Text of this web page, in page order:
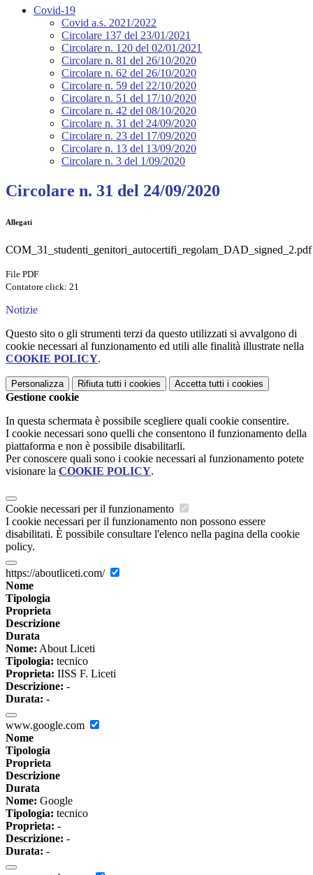
Covid-19
Covid a.s. 2021/2022
Circolare 137 del 23/01/2021
Circolare n. 120 del 02/01/2021
Circolare n. 81 del 26/10/2020
Circolare n. 62 del 26/10/2020
Circolare n. 59 del 22/10/2020
Circolare n. 51 del 17/10/2020
Circolare n. 42 del 08/10/2020
Circolare n. 31 del 24/09/2020
Circolare n. 23 del 17/09/2020
Circolare n. 13 del 13/09/2020
Circolare n. 3 del 1/09/2020
Circolare n. 31 del 24/09/2020
Allegati
COM_31_studenti_genitori_autocertifi_regolam_DAD_signed_2.pdf
File PDF
Contatore click: 21
Notizie
Questo sito o gli strumenti terzi da questo utilizzati si avvalgono di
cookie necessari al funzionamento ed utili alle finalità illustrate nella
COOKIE POLICY.
Personalizza Rifiuta tutti i cookies Accetta tutti i cookies
Gestione cookie
In questa schermata è possibile scegliere quali cookie consentire.
I cookie necessari sono quelli che consentono il funzionamento della
piattaforma e non è possibile disabilitarli.
Per conoscere quali sono i cookie necessari al funzionamento potete
visionare la COOKIE POLICY.
Cookie necessari per il funzionamento
I cookie necessari per il funzionamento non possono essere
disabilitati. È possibile consultare l'elenco nella pagina della cookie
policy.
https://aboutliceti.com/
Nome
Tipologia
Proprieta
Descrizione
Durata
Nome: About Liceti
Tipologia: tecnico
Proprieta: IISS F. Liceti
Descrizione: -
Durata: -
www.google.com
Nome
Tipologia
Proprieta
Descrizione
Durata
Nome: Google
Tipologia: tecnico
Proprieta: -
Descrizione: -
Durata: -